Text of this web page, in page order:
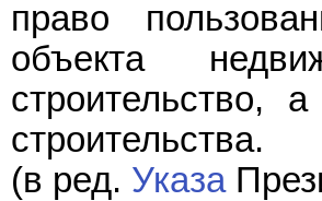
право
объекта
строительство,
строительства.
(в ред. Указа